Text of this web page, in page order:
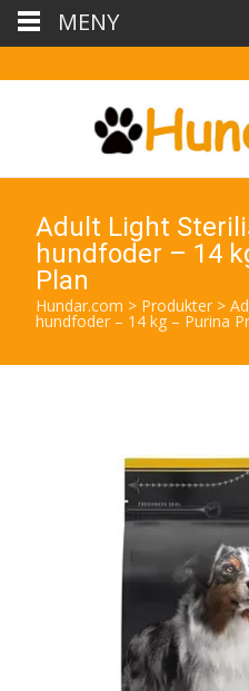
Adult Light
hundfoder – 14
Plan
Hundar.com > Produkter >
hundfoder – 14 kg – Purina
MENY